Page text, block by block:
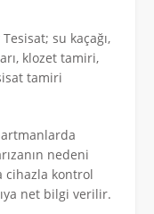
su kaçağı,
klozet tamiri,
tamiri
nedeni
kontrol
net bilgi verilir.